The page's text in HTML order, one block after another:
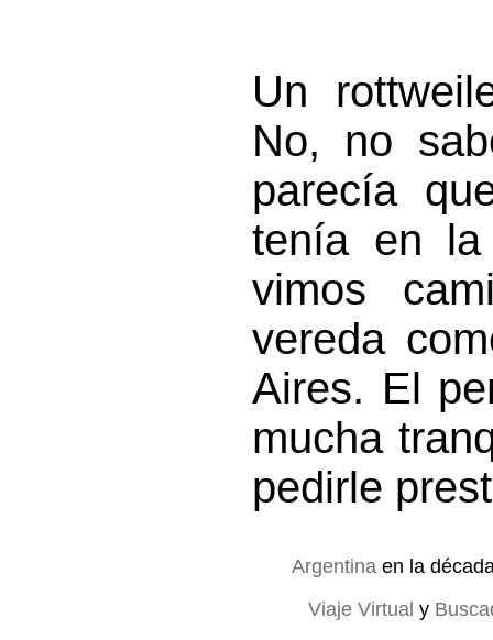
Un
No, no
parecía
tenía en
vimos
vereda
Aires. El
mucha
pedirle
Argentinaen la
Viaje Virtual y